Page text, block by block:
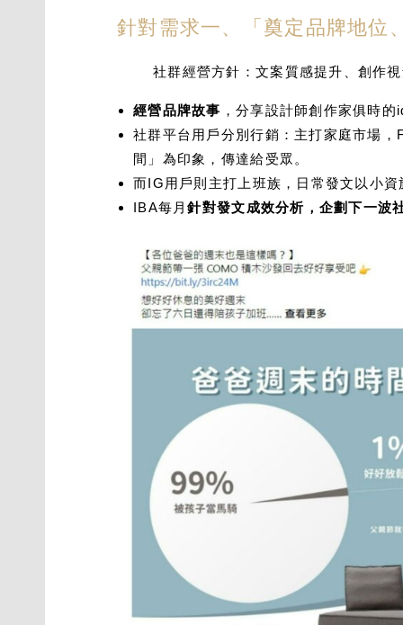
針對需求一、「奠定品牌地位
社群經營方針：文案質感提升、創作
經營品牌故事 ，分享設計師創作家俱時
社群平台用戶分別行銷：主打家庭市場
間」為印象，傳達給受眾。
而IG用戶則主打上班族，日常發文以小
IBA每月針對發文成效分析，企劃下一波